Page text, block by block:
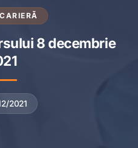
8 decembrie
2021